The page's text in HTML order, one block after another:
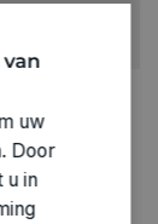
uw
Door
u in